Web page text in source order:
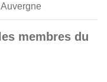
membres du